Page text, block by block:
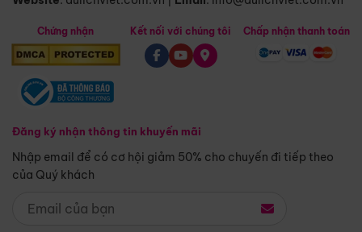
Chứng nhận
Đăng ký nhận thông tin khuyến mãi
Nhập email để có cơ hội giảm 50% cho chuyến đi tiếp theo
của Quý khách
Kết nối với chúng tôi Chấp nhận thanh toán